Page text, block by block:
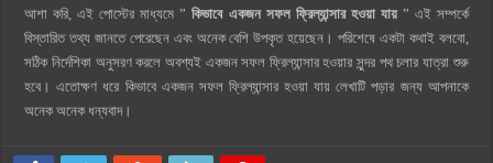
আশা করি, এই পোস্টের মাধ্যমে ”কিভাবে একজন সফল ফ্রিল্যান্সার হওয়া যায়” এই সম্পর্কে
বিস্তারিত তথ্য জানতে পেরেছেন এবং অনেক বেশি উপকৃত হয়েছেন। পরিশেষে একটা কথাই বলবো,
সঠিক নির্দেশিকা অনুসরণ করলে অবশ্যই একজন সফল ফ্রিল্যান্সার হওয়ার সুন্দর পথ চলার যাত্রা শুরু
হবে। এতোক্ষণ ধরে কিভাবে একজন সফল ফ্রিল্যান্সার হওয়া যায় লেখাটি পড়ার জন্য আপনাকে
অনেক অনেক ধন্যবাদ।